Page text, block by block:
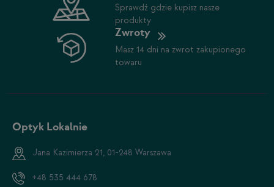
Sprawdź gdzie kupisz nasze
produkty
Zwroty
Masz 14 dni na zwrot zakupionego
towaru
Optyk Lokalnie
Jana Kazimierza 21, 01-248 Warszawa
+48 535 444 678